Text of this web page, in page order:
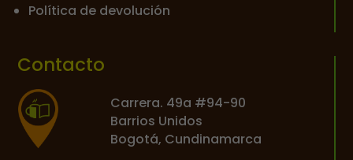
Política de devolución
Contacto
Carrera. 49a #94-90
Barrios Unidos
Bogotá, Cundinamarca